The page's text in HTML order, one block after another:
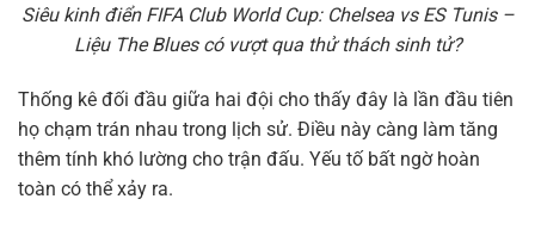
Siêu kinh điển FIFA Club World Cup: Chelsea vs ES Tunis –
Liệu The Blues có vượt qua thử thách sinh tử?
Thống kê đối đầu giữa hai đội cho thấy đây là lần đầu tiên
họ chạm trán nhau trong lịch sử. Điều này càng làm tăng
thêm tính khó lường cho trận đấu. Yếu tố bất ngờ hoàn
toàn có thể xảy ra.